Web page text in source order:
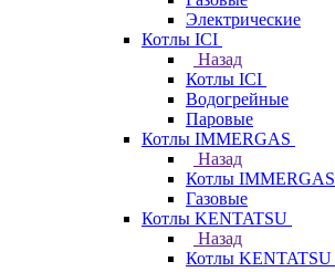
Электрические
Котлы ICI
Назад
Котлы ICI
Водогрейные
Паровые
Котлы IMMERGAS
Назад
Котлы IMMERGAS
Газовые
Котлы KENTATSU
Назад
Котлы KENTATSU